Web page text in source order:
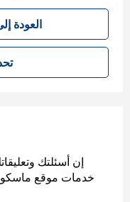
العودة
تحديث الصفحة
إن أسئلتك
خدمات موقع